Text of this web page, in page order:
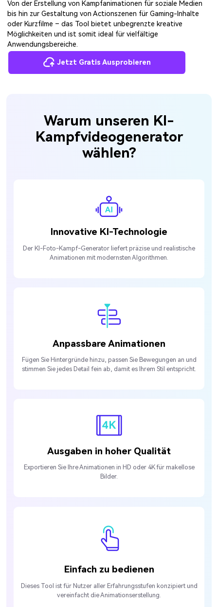
Von der Erstellung von Kampfanimationen für soziale Medien
bis hin zur Gestaltung von Actionszenen für Gaming-Inhalte
oder Kurzfilme – das Tool bietet unbegrenzte kreative
Möglichkeiten und ist somit ideal für vielfältige
Anwendungsbereiche.
Jetzt Gratis Ausprobieren
Warum unseren KI-
Kampfvideogenerator
wählen?
Innovative KI-Technologie
Der KI-Foto-Kampf-Generator liefert präzise und realistische
Animationen mit modernsten Algorithmen.
Anpassbare Animationen
Fügen Sie Hintergründe hinzu, passen Sie Bewegungen an und
stimmen Sie jedes Detail fein ab, damit es Ihrem Stil entspricht.
Ausgaben in hoher Qualität
Exportieren Sie Ihre Animationen in HD oder 4K für makellose
Bilder.
Einfach zu bedienen
Dieses Tool ist für Nutzer aller Erfahrungsstufen konzipiert und
vereinfacht die Animationserstellung.